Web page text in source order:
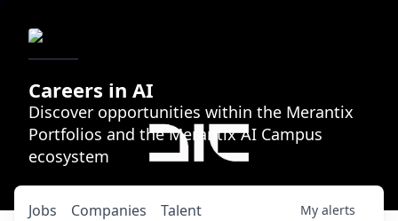
Careers in AI
Discover opportunities within the Merantix
Portfolios and the Merantix AI Campus
ecosystem
Jobs Companies Talent My alerts